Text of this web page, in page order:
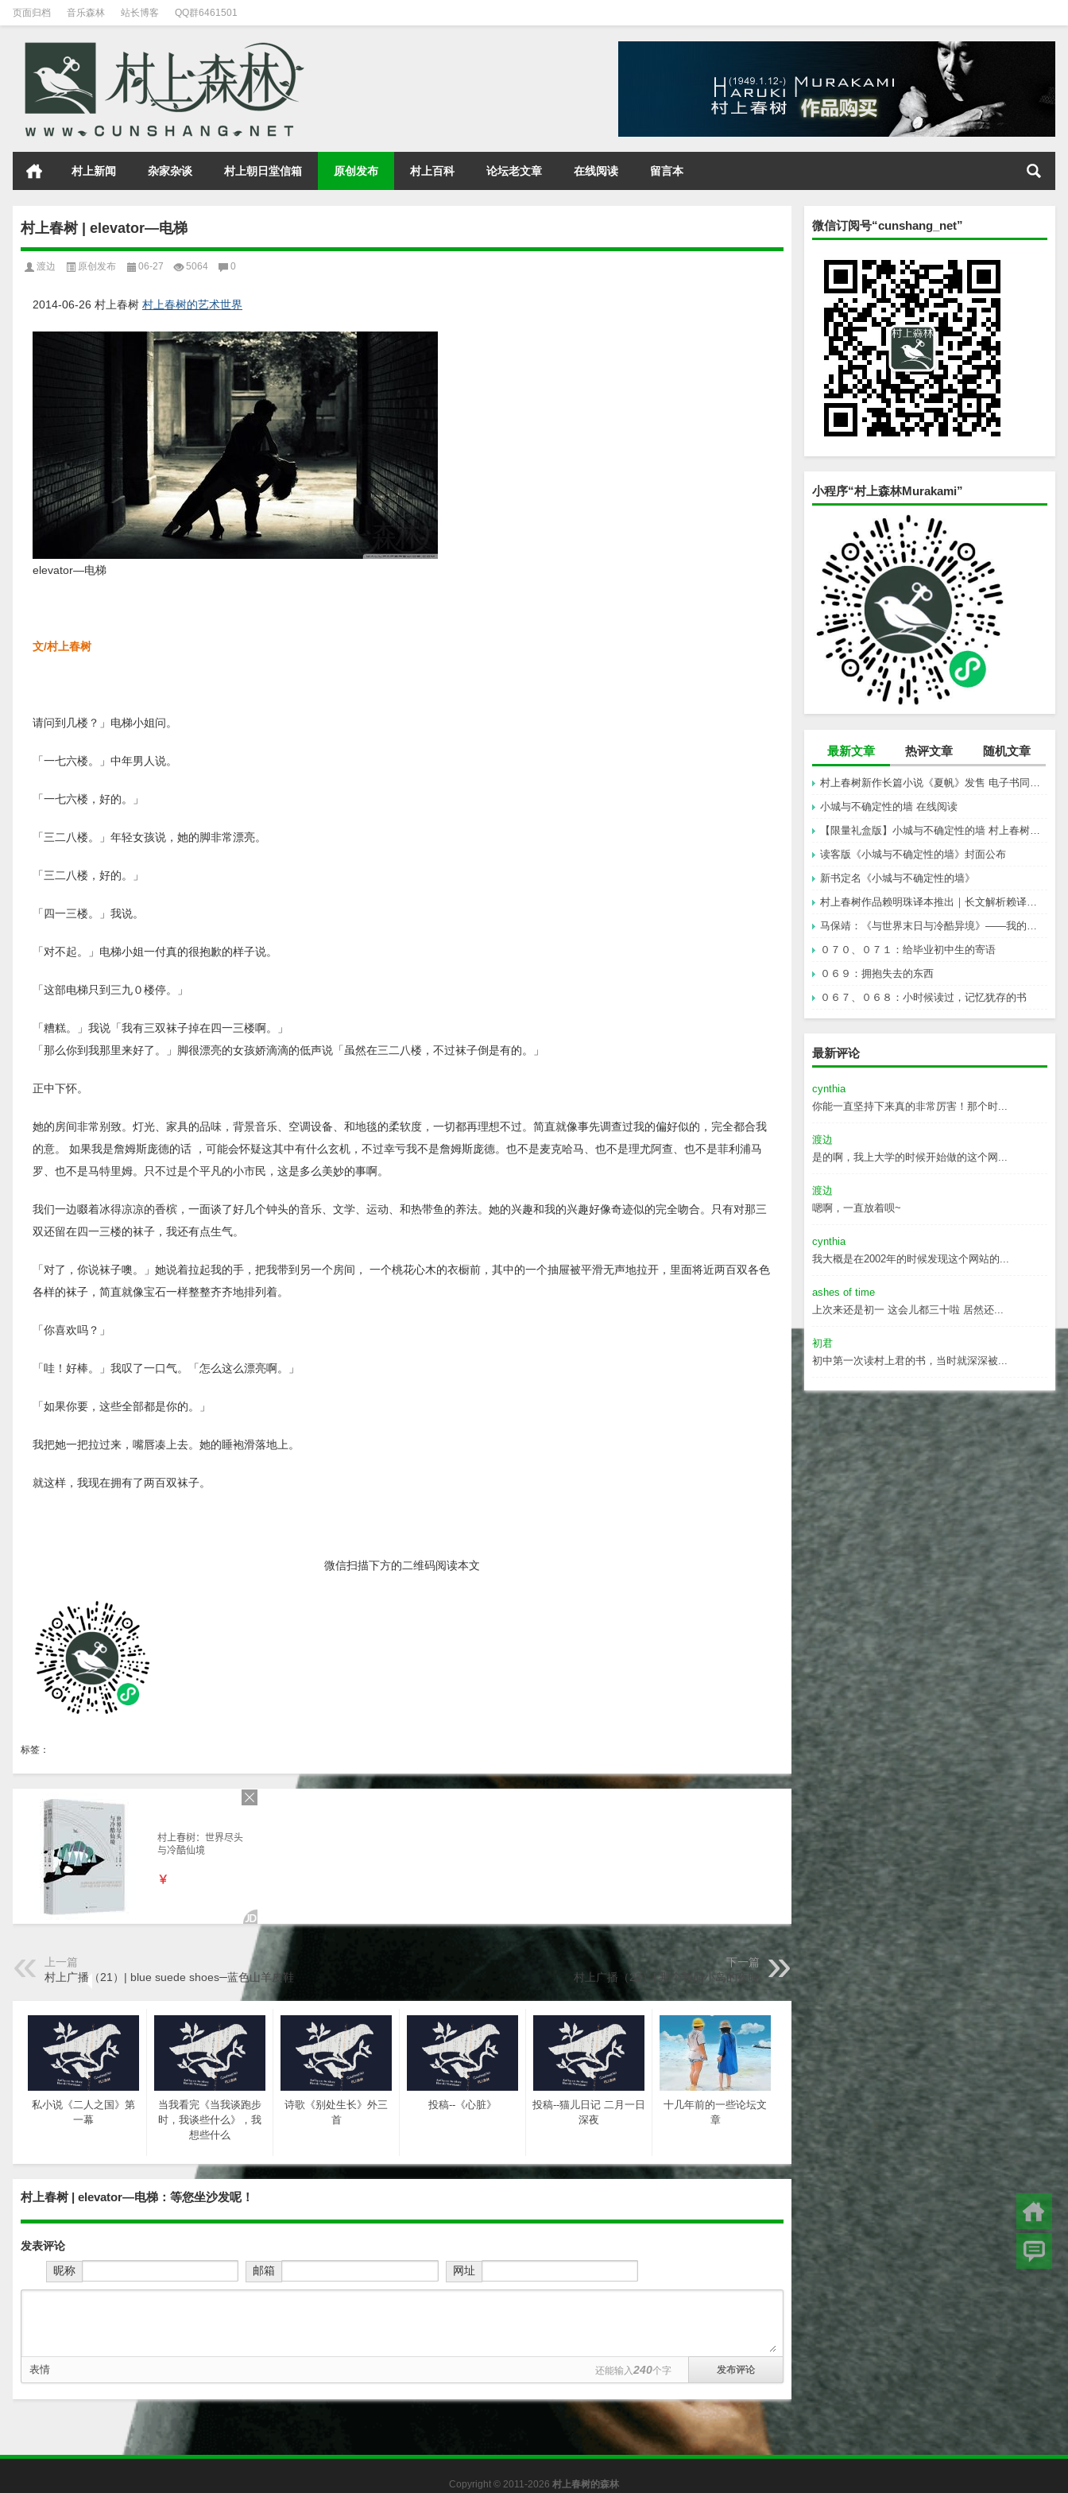
页面归档 音乐森林 站长博客 QQ群6461501
村上新闻 杂家杂谈 村上朝日堂信箱 原创发布 村上百科 论坛老文章 在线阅读 留言本
微信订阅号“cunshang_net”
小程序“村上森林Murakami”
最新文章 热评文章 随机文章
小城与不确定性的墙 在线阅读
读客版《小城与不确定性的墙》封面公布
新书定名《小城与不确定性的墙》
０７０、０７１：给毕业初中生的寄语
０６９：拥抱失去的东西
０６７、０６８：小时候读过，记忆犹存的书
最新评论
cynthia
你能一直坚持下来真的非常厉害！那个时...
渡边
是的啊，我上大学的时候开始做的这个网...
渡边
嗯啊，一直放着呗~
cynthia
我大概是在2002年的时候发现这个网站的...
ashes of time
上次来还是初一 这会儿都三十啦 居然还...
初君
初中第一次读村上君的书，当时就深深被...
村上春树 | elevator—电梯
渡边 原创发布 06-27 5064 0
2014-06-26 村上春树 村上春树的艺术世界
elevator—电梯
文/村上春树
请问到几楼？」电梯小姐问。
「一七六楼。」中年男人说。
「一七六楼，好的。」
「三二八楼。」年轻女孩说，她的脚非常漂亮。
「三二八楼，好的。」
「四一三楼。」我说。
「对不起。」电梯小姐一付真的很抱歉的样子说。
「这部电梯只到三九０楼停。」
「糟糕。」我说「我有三双袜子掉在四一三楼啊。」
「那么你到我那里来好了。」脚很漂亮的女孩娇滴滴的低声说「虽然在三二八楼，不过袜子倒是有的。」
正中下怀。
她的房间非常别致。灯光、家具的品味，背景音乐、空调设备、和地毯的柔软度，一切都再理想不过。简直就像事先调查过我的偏好似的，完全都合我
的意。 如果我是詹姆斯庞德的话 ，可能会怀疑这其中有什么玄机，不过幸亏我不是詹姆斯庞德。也不是麦克哈马、也不是理尤阿查、也不是菲利浦马
罗、也不是马特里姆。只不过是个平凡的小市民，这是多么美妙的事啊。
我们一边啜着冰得凉凉的香槟，一面谈了好几个钟头的音乐、文学、运动、和热带鱼的养法。她的兴趣和我的兴趣好像奇迹似的完全吻合。只有对那三
双还留在四一三楼的袜子，我还有点生气。
「对了，你说袜子噢。」她说着拉起我的手，把我带到另一个房间， 一个桃花心木的衣橱前，其中的一个抽屉被平滑无声地拉开，里面将近两百双各色
各样的袜子，简直就像宝石一样整整齐齐地排列着。
「你喜欢吗？」
「哇！好棒。」我叹了一口气。「怎么这么漂亮啊。」
「如果你要，这些全部都是你的。」
我把她一把拉过来，嘴唇凑上去。她的睡袍滑落地上。
就这样，我现在拥有了两百双袜子。
微信扫描下方的二维码阅读本文
标签：
上一篇
村上广播（21）| blue suede shoes─蓝色山羊皮鞋
下一篇
村上广播（22）| 那个希腊小岛的夜晚
私小说《二人之国》第
一幕
当我看完《当我谈跑步
时，我谈些什么》，我
想些什么
诗歌《别处生长》外三
首
投稿--《心脏》
投稿--猫儿日记 二月一日
深夜
十几年前的一些论坛文
章
村上春树的初秋和微阳
村上春树 | elevator—电梯：等您坐沙发呢！
发表评论
昵称
邮箱 网址
表情 还能输入240个字
Copyright © 2011-2026 村上春树的森林